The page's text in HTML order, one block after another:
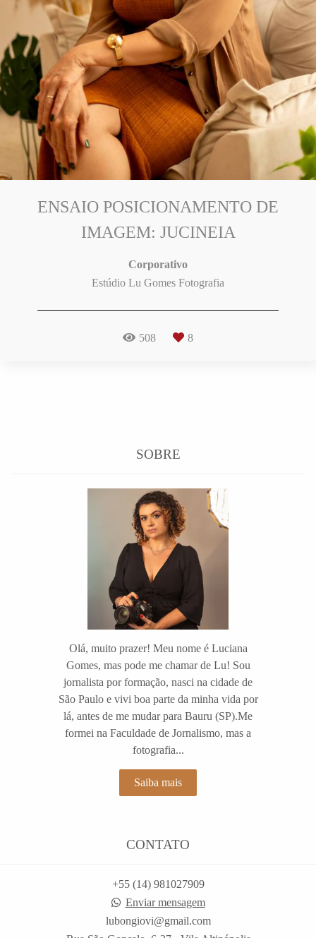
ENSAIO POSICIONAMENTO DE
IMAGEM: JUCINEIA
Corporativo
Estúdio Lu Gomes Fotografia
508 8
SOBRE
Olá, muito prazer! Meu nome é Luciana
Gomes, mas pode me chamar de Lu! Sou
jornalista por formação, nasci na cidade de
São Paulo e vivi boa parte da minha vida por
lá, antes de me mudar para Bauru (SP).Me
formei na Faculdade de Jornalismo, mas a
fotografia...
Saiba mais
CONTATO
+55 (14) 981027909
Enviar mensagem
lubongiovi@gmail.com